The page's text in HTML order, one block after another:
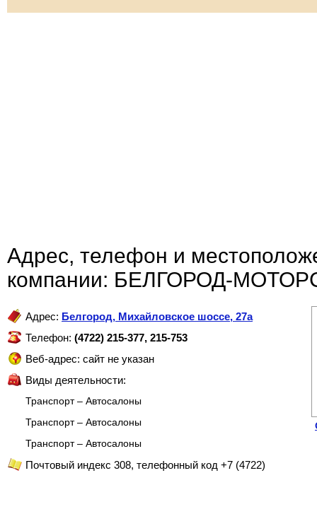
Адрес, телефон и
компании: БЕЛГОРОД-
Адрес: Белгород, Михайловское шоссе, 27а
Телефон: (4722) 215-377, 215-753
Веб-адрес: сайт не указан
Виды деятельности:
Транспорт – Автосалоны
Транспорт – Автосалоны
Транспорт – Автосалоны
Почтовый индекс 308, телефонный код +7 (4722)